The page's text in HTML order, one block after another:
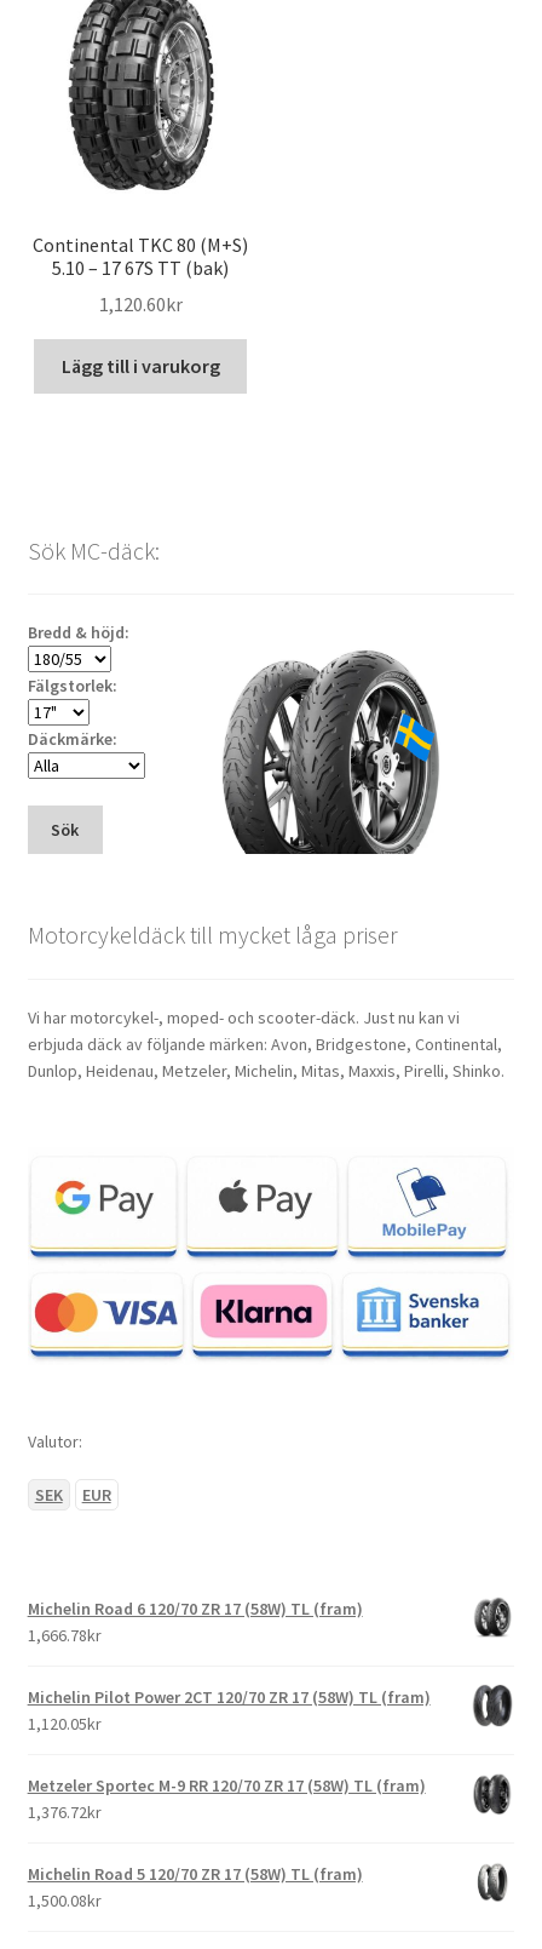
Continental TKC 80 (M+S)
5.10 – 17 67S TT (bak)
1,120.60kr
Lägg till i varukorg
Sök MC-däck:
Bredd & höjd:
Fälgstorlek:
Däckmärke:
Sök
Motorcykeldäck till mycket låga priser
Vi har motorcykel-, moped- och scooter-däck. Just nu kan vi
erbjuda däck av följande märken: Avon, Bridgestone, Continental,
Dunlop, Heidenau, Metzeler, Michelin, Mitas, Maxxis, Pirelli, Shinko.
Valutor:
SEK EUR
Michelin Road 6 120/70 ZR 17 (58W) TL (fram)
1,666.78kr
Michelin Pilot Power 2CT 120/70 ZR 17 (58W) TL (fram)
1,120.05kr
Metzeler Sportec M-9 RR 120/70 ZR 17 (58W) TL (fram)
1,376.72kr
Michelin Road 5 120/70 ZR 17 (58W) TL (fram)
1,500.08kr